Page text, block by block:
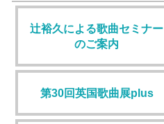
辻裕久による歌曲セミナー
のご案内
第30回英国歌曲展plus